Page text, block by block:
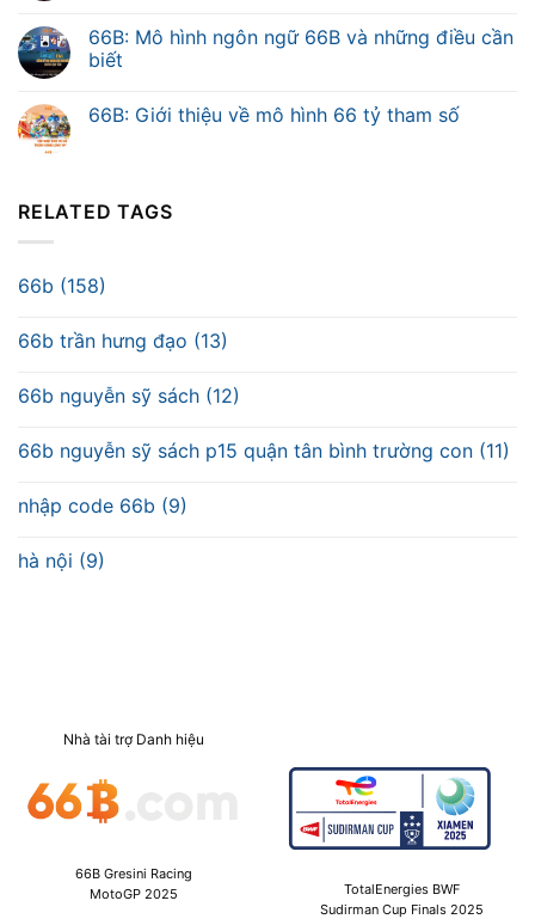
66B: Mô hình ngôn ngữ 66B và những điều cần
biết
66B: Giới thiệu về mô hình 66 tỷ tham số
RELATED TAGS
66b (158)
66b trần hưng đạo (13)
66b nguyễn sỹ sách (12)
66b nguyễn sỹ sách p15 quận tân bình trường con (11)
nhập code 66b (9)
hà nội (9)
Nhà tài trợ Danh hiệu
66B Gresini Racing
MotoGP 2025
TotalEnergies BWF
Sudirman Cup Finals 2025